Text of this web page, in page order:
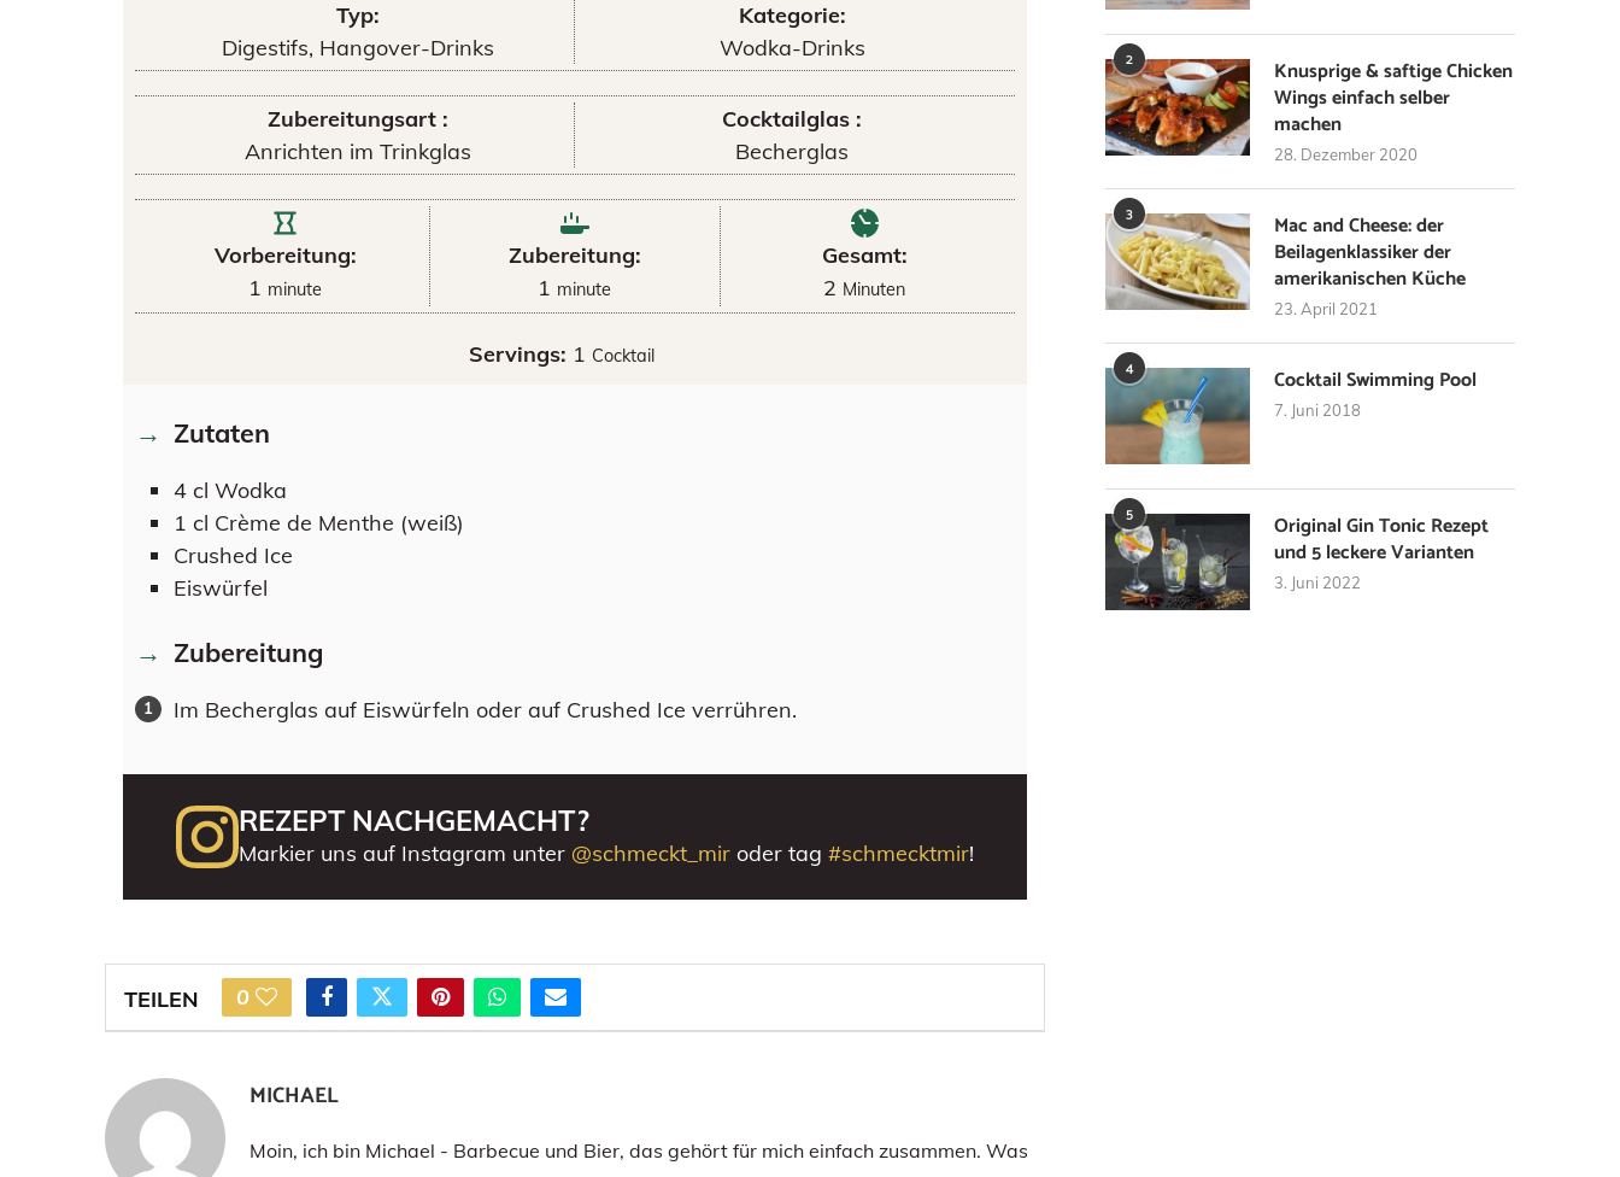
Typ:
Digestifs, Hangover-Drinks
Kategorie:
Wodka-Drinks
Zubereitungsart :
Anrichten im Trinkglas
Cocktailglas :
Becherglas
Vorbereitung:
1 minute
Zubereitung:
1 minute
Gesamt:
2 Minuten
Servings: 1 Cocktail
Zutaten
4 cl Wodka
1 cl Crème de Menthe (weiß)
Crushed Ice
Eiswürfel
Zubereitung
Im Becherglas auf Eiswürfeln oder auf Crushed Ice verrühren.
REZEPT NACHGEMACHT?
Markier uns auf Instagram unter @schmeckt_miroder tag #schmecktmir!
TEILEN 0
MICHAEL
Moin, ich bin Michael - Barbecue und Bier, das gehört für mich einfach zusammen. Was
2
Knusprige & saftige Chicken
Wings einfach selber
machen
28. Dezember 2020
3
Mac and Cheese: der
Beilagenklassiker der
amerikanischen Küche
23. April 2021
4 Cocktail Swimming Pool
7. Juni 2018
5
Original Gin Tonic Rezept
und 5 leckere Varianten
3. Juni 2022